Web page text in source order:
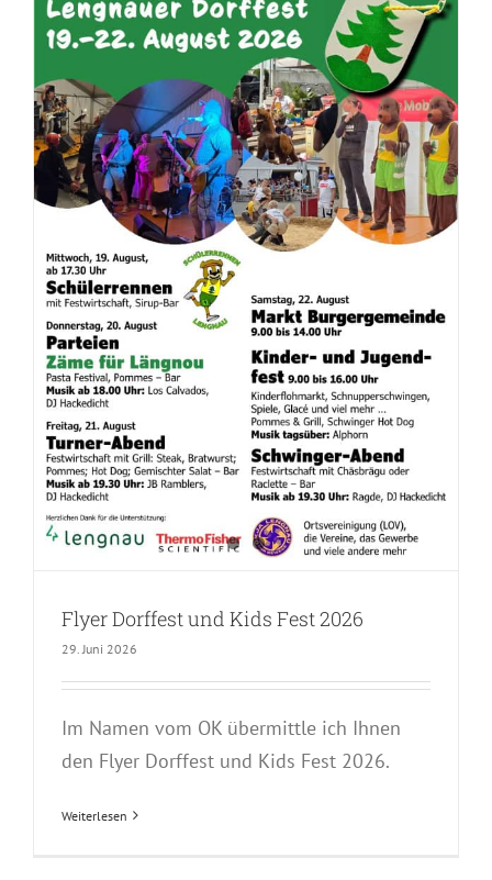
Flyer Dorffest und Kids Fest 2026
29. Juni 2026
Im Namen vom OK übermittle ich Ihnen
den Flyer Dorffest und Kids Fest 2026.
Weiterlesen